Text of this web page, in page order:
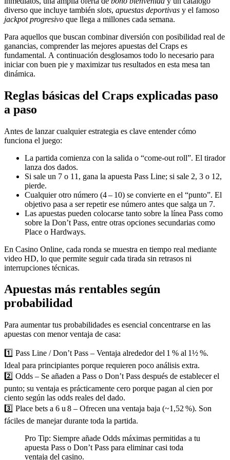
diverso que incluye también slots, apuestas deportivas y el famoso
jackpot progresivo que llega a millones cada semana.
Para aquellos que buscan combinar diversión con posibilidad real de
ganancias, comprender las mejores apuestas del Craps es
fundamental. A continuación desglosamos todo lo necesario para
iniciar con buen pie y maximizar tus resultados en esta mesa tan
dinámica.
Reglas básicas del Craps explicadas paso
a paso
Antes de lanzar cualquier estrategia es clave entender cómo
funciona el juego:
La partida comienza con la salida o “come‑out roll”. El tirador
lanza dos dados.
Si sale un 7 o 11, gana la apuesta Pass Line; si sale 2, 3 o 12,
pierde.
Cualquier otro número (4 – 10) se convierte en el “punto”. El
objetivo pasa a ser repetir ese número antes que salga un 7.
Las apuestas pueden colocarse tanto sobre la línea Pass como
sobre la Don’t Pass, entre otras opciones secundarias como
Place o Hardways.
En Casino Online, cada ronda se muestra en tiempo real mediante
video HD, lo que permite seguir cada tirada sin retrasos ni
interrupciones técnicas.
Apuestas más rentables según
probabilidad
Para aumentar tus probabilidades es esencial concentrarse en las
apuestas con menor ventaja de casa:
1️⃣ Pass Line / Don’t Pass – Ventaja alrededor del 1 % al 1½ %.
Ideal para principiantes porque requieren poco análisis extra.
2️⃣ Odds – Se añaden a Pass o Don’t Pass después de establecer el
punto; su ventaja es prácticamente cero porque pagan al cien por
ciento según las odds reales del dado.
3️⃣ Place bets a 6 u 8 – Ofrecen una ventaja baja (~1,52 %). Son
fáciles de manejar durante toda la partida.
Pro Tip: Siempre añade Odds máximas permitidas a tu
apuesta Pass o Don’t Pass para eliminar casi toda
ventaja del casino.